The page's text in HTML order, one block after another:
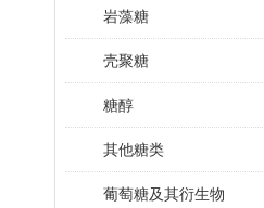
岩藻糖
壳聚糖
糖醇
其他糖类
葡萄糖及其衍生物